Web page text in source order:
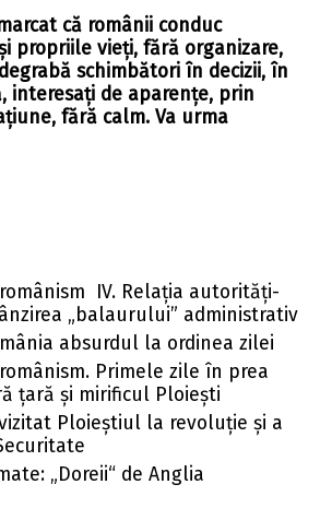
că românii conduc
propriile vieți, fără organizare,
schimbători în decizii, în
interesați de aparențe, prin
fără calm. Va urma
IV. Relația autorități-
„balaurului” administrativ
absurdul la ordinea zilei
Primele zile în prea
țară și mirificul Ploiești
Ploieștiul la revoluție și a
„Doreii“ de Anglia